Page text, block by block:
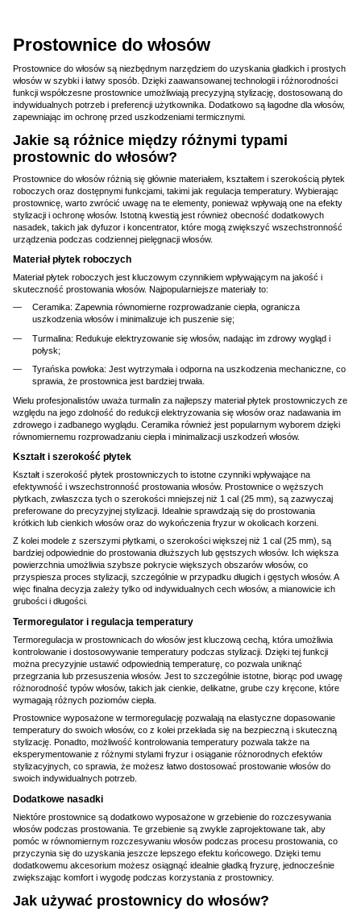
Prostownice do włosów
Prostownice do włosów są niezbędnym narzędziem do uzyskania gładkich i prostych
włosów w szybki i łatwy sposób. Dzięki zaawansowanej technologii i różnorodności
funkcji współczesne prostownice umożliwiają precyzyjną stylizację, dostosowaną do
indywidualnych potrzeb i preferencji użytkownika. Dodatkowo są łagodne dla włosów,
zapewniając im ochronę przed uszkodzeniami termicznymi.
Jakie są różnice między różnymi typami
prostownic do włosów?
Prostownice do włosów różnią się głównie materiałem, kształtem i szerokością płytek
roboczych oraz dostępnymi funkcjami, takimi jak regulacja temperatury. Wybierając
prostownicę, warto zwrócić uwagę na te elementy, ponieważ wpływają one na efekty
stylizacji i ochronę włosów. Istotną kwestią jest również obecność dodatkowych
nasadek, takich jak dyfuzor i koncentrator, które mogą zwiększyć wszechstronność
urządzenia podczas codziennej pielęgnacji włosów.
Materiał płytek roboczych
Materiał płytek roboczych jest kluczowym czynnikiem wpływającym na jakość i
skuteczność prostowania włosów. Najpopularniejsze materiały to:
Ceramika: Zapewnia równomierne rozprowadzanie ciepła, ogranicza
uszkodzenia włosów i minimalizuje ich puszenie się;
Turmalina: Redukuje elektryzowanie się włosów, nadając im zdrowy wygląd i
połysk;
Tyrańska powłoka: Jest wytrzymała i odporna na uszkodzenia mechaniczne, co
sprawia, że prostownica jest bardziej trwała.
Wielu profesjonalistów uważa turmalin za najlepszy materiał płytek prostowniczych ze
względu na jego zdolność do redukcji elektryzowania się włosów oraz nadawania im
zdrowego i zadbanego wyglądu. Ceramika również jest popularnym wyborem dzięki
równomiernemu rozprowadzaniu ciepła i minimalizacji uszkodzeń włosów.
Kształt i szerokość płytek
Kształt i szerokość płytek prostowniczych to istotne czynniki wpływające na
efektywność i wszechstronność prostowania włosów. Prostownice o węższych
płytkach, zwłaszcza tych o szerokości mniejszej niż 1 cal (25 mm), są zazwyczaj
preferowane do precyzyjnej stylizacji. Idealnie sprawdzają się do prostowania
krótkich lub cienkich włosów oraz do wykończenia fryzur w okolicach korzeni.
Z kolei modele z szerszymi płytkami, o szerokości większej niż 1 cal (25 mm), są
bardziej odpowiednie do prostowania dłuższych lub gęstszych włosów. Ich większa
powierzchnia umożliwia szybsze pokrycie większych obszarów włosów, co
przyspiesza proces stylizacji, szczególnie w przypadku długich i gęstych włosów. A
więc finalna decyzja zależy tylko od indywidualnych cech włosów, a mianowicie ich
grubości i długości.
Termoregulator i regulacja temperatury
Termoregulacja w prostownicach do włosów jest kluczową cechą, która umożliwia
kontrolowanie i dostosowywanie temperatury podczas stylizacji. Dzięki tej funkcji
można precyzyjnie ustawić odpowiednią temperaturę, co pozwala uniknąć
przegrzania lub przesuszenia włosów. Jest to szczególnie istotne, biorąc pod uwagę
różnorodność typów włosów, takich jak cienkie, delikatne, grube czy kręcone, które
wymagają różnych poziomów ciepła.
Prostownice wyposażone w termoregulację pozwalają na elastyczne dopasowanie
temperatury do swoich włosów, co z kolei przekłada się na bezpieczną i skuteczną
stylizację. Ponadto, możliwość kontrolowania temperatury pozwala także na
eksperymentowanie z różnymi stylami fryzur i osiąganie różnorodnych efektów
stylizacyjnych, co sprawia, że możesz łatwo dostosować prostowanie włosów do
swoich indywidualnych potrzeb.
Dodatkowe nasadki
Niektóre prostownice są dodatkowo wyposażone w grzebienie do rozczesywania
włosów podczas prostowania. Te grzebienie są zwykle zaprojektowane tak, aby
pomóc w równomiernym rozczesywaniu włosów podczas procesu prostowania, co
przyczynia się do uzyskania jeszcze lepszego efektu końcowego. Dzięki temu
dodatkowemu akcesorium możesz osiągnąć idealnie gładką fryzurę, jednocześnie
zwiększając komfort i wygodę podczas korzystania z prostownicy.
Jak używać prostownicy do włosów?